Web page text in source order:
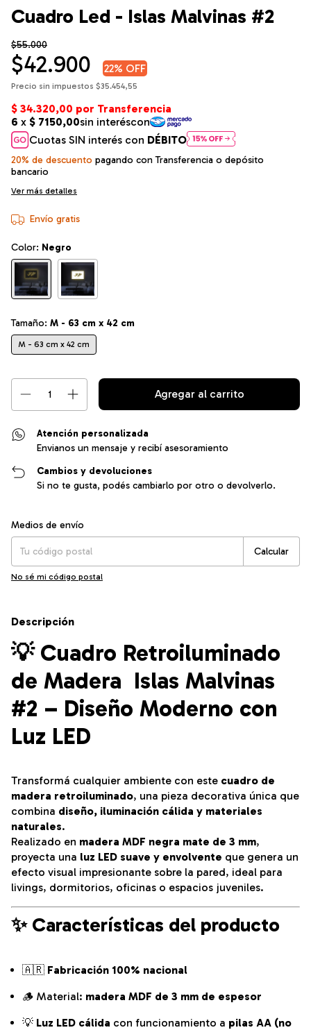
Cuadro Led - Islas Malvinas #2
$55.000
$42.900 22% OFF
Precio sin impuestos $35.454,55
Cuotas SIN interés con DÉBITO
20% de descuento pagando con Transferencia o depósito
bancario
Ver más detalles
Envío gratis
Color: Negro
Tamaño: M - 63 cm x 42 cm
M - 63 cm x 42 cm
Atención personalizada
Envianos un mensaje y recibí asesoramiento
Cambios y devoluciones
Si no te gusta, podés cambiarlo por otro o devolverlo.
Entregas para el CP:
Medios de envío
Calcular
No sé mi código postal
Descripción
💡 Cuadro Retroiluminado
de Madera Islas Malvinas
#2 – Diseño Moderno con
Luz LED
Transformá cualquier ambiente con este cuadro de
madera retroiluminado, una pieza decorativa única que
combina diseño, iluminación cálida y materiales
naturales.
Realizado en madera MDF negra mate de 3 mm,
proyecta una luz LED suave y envolvente que genera un
efecto visual impresionante sobre la pared, ideal para
livings, dormitorios, oficinas o espacios juveniles.
✨ Características del producto
🇦🇷 Fabricación 100% nacional
🪵 Material: madera MDF de 3 mm de espesor
💡 Luz LED cálida con funcionamiento a pilas AA (no